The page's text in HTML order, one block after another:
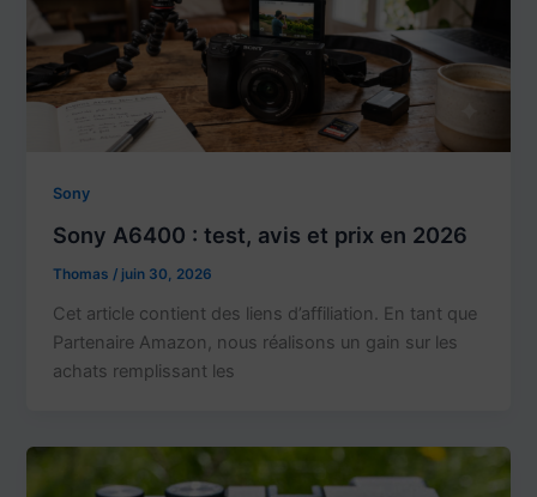
Sony
Sony A6400 : test, avis et prix en 2026
Thomas / juin 30, 2026
Cet article contient des liens d’affiliation. En tant que
Partenaire Amazon, nous réalisons un gain sur les
achats remplissant les